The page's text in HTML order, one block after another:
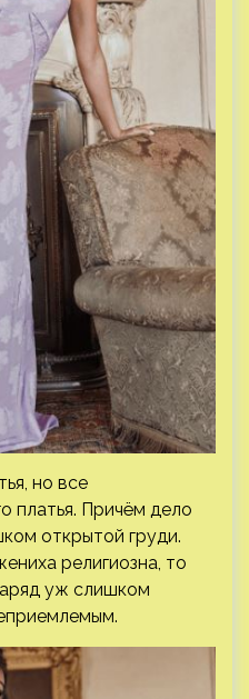
но все
платья. Причём дело
открытой груди.
религиозна, то
уж слишком